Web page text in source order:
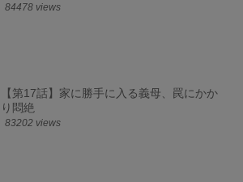
84478 views
【第17話】家に勝手に入る義母、罠にかか
り悶絶
83202 views